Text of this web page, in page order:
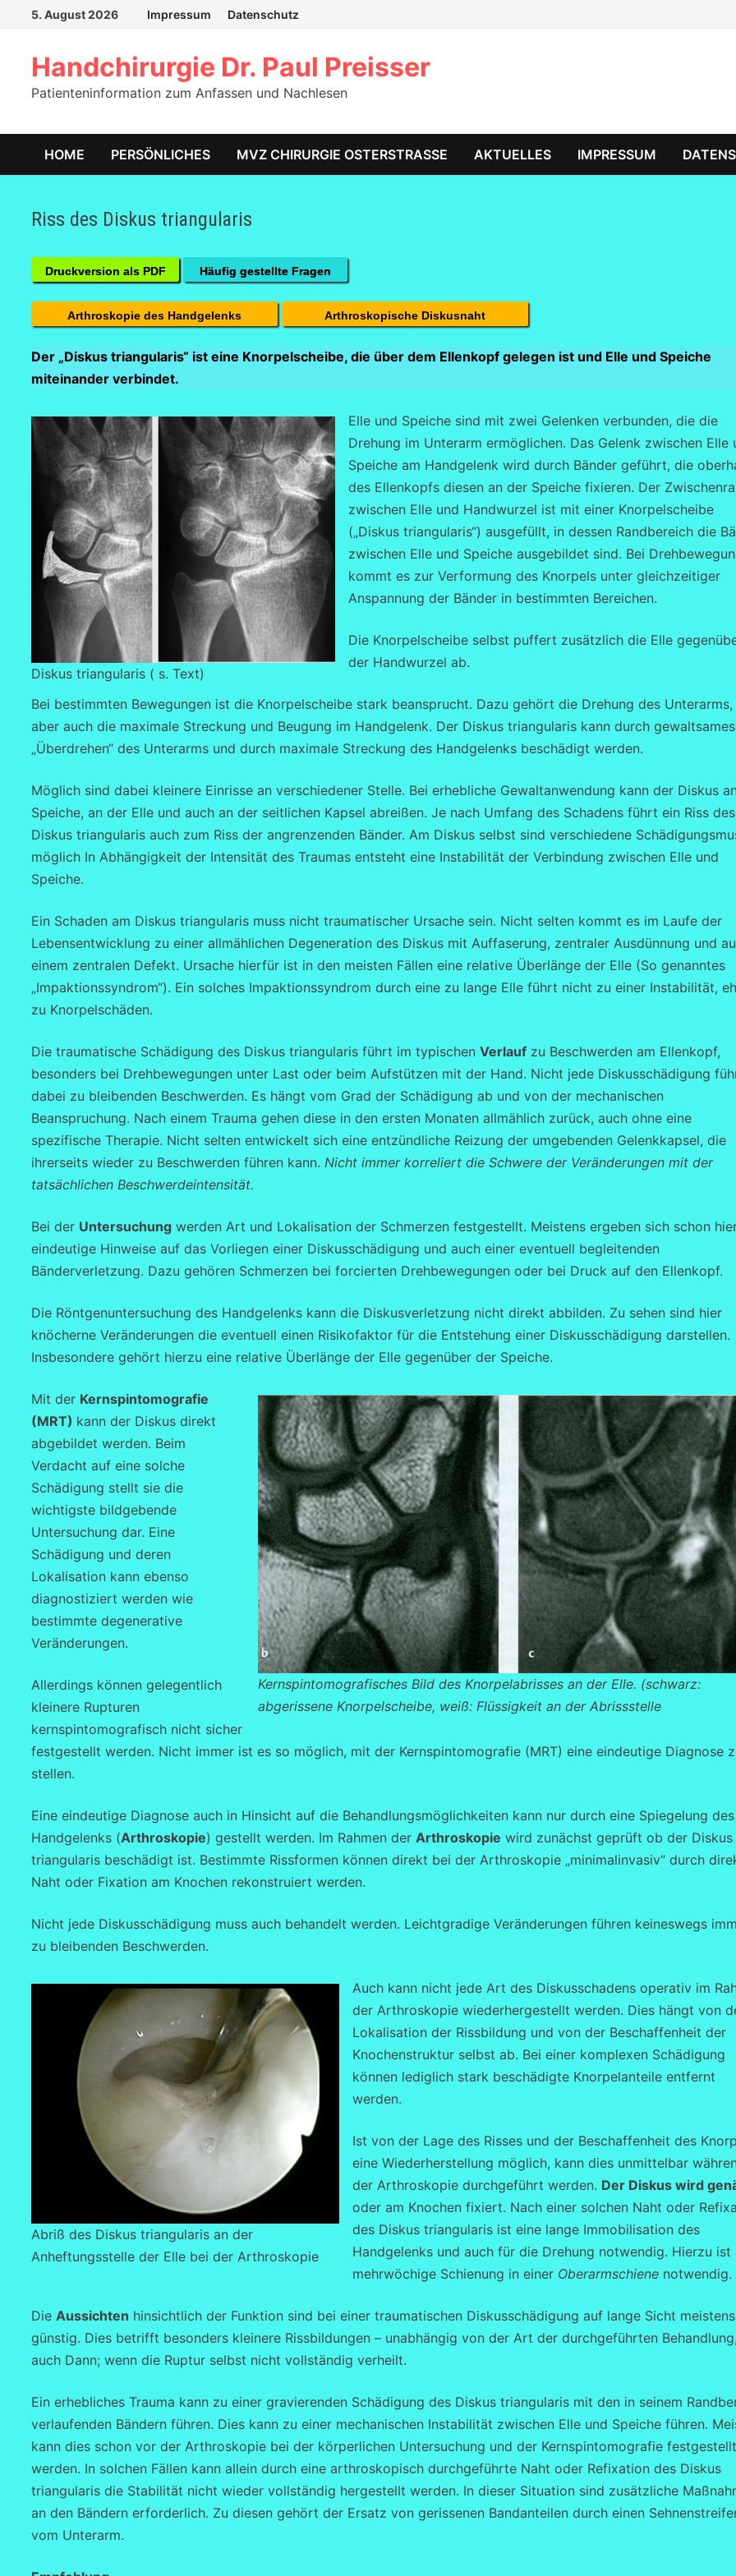
5. August 2026 Impressum Datenschutz
Handchirurgie Dr. Paul Preisser
Patienteninformation zum Anfassen und Nachlesen
HOME PERSÖNLICHES MVZ CHIRURGIE OSTERSTRASSE AKTUELLES IMPRESSUM
Riss des Diskus triangularis
Druckversion als PDF Häufig gestellte Fragen
Arthroskopie des Handgelenks Arthroskopische Diskusnaht
Der „Diskus triangularis“ ist eine Knorpelscheibe, die über dem Ellenkopf gelegen ist und Elle und Speiche
miteinander verbindet.
Diskus triangularis ( s. Text)
Elle und Speiche sind mit zwei Gelenken verbunden, die die
Drehung im Unterarm ermöglichen. Das Gelenk zwischen Elle
Speiche am Handgelenk wird durch Bänder geführt, die
des Ellenkopfs diesen an der Speiche fixieren. Der
zwischen Elle und Handwurzel ist mit einer Knorpelscheibe
(„Diskus triangularis“) ausgefüllt, in dessen Randbereich die
zwischen Elle und Speiche ausgebildet sind. Bei
kommt es zur Verformung des Knorpels unter gleichzeitiger
Anspannung der Bänder in bestimmten Bereichen.
Die Knorpelscheibe selbst puffert zusätzlich die Elle
der Handwurzel ab.
Bei bestimmten Bewegungen ist die Knorpelscheibe stark beansprucht. Dazu gehört die Drehung des Unterarms,
aber auch die maximale Streckung und Beugung im Handgelenk. Der Diskus triangularis kann durch gewaltsames
„Überdrehen“ des Unterarms und durch maximale Streckung des Handgelenks beschädigt werden.
Möglich sind dabei kleinere Einrisse an verschiedener Stelle. Bei erhebliche Gewaltanwendung kann der Diskus
Speiche, an der Elle und auch an der seitlichen Kapsel abreißen. Je nach Umfang des Schadens führt ein Riss des
Diskus triangularis auch zum Riss der angrenzenden Bänder. Am Diskus selbst sind verschiedene
möglich In Abhängigkeit der Intensität des Traumas entsteht eine Instabilität der Verbindung zwischen Elle und
Speiche.
Ein Schaden am Diskus triangularis muss nicht traumatischer Ursache sein. Nicht selten kommt es im Laufe der
Lebensentwicklung zu einer allmählichen Degeneration des Diskus mit Auffaserung, zentraler Ausdünnung und
einem zentralen Defekt. Ursache hierfür ist in den meisten Fällen eine relative Überlänge der Elle (So genanntes
„Impaktionssyndrom“). Ein solches Impaktionssyndrom durch eine zu lange Elle führt nicht zu einer Instabilität,
zu Knorpelschäden.
Die traumatische Schädigung des Diskus triangularis führt im typischenVerlauf zu Beschwerden am Ellenkopf,
besonders bei Drehbewegungen unter Last oder beim Aufstützen mit der Hand. Nicht jede Diskusschädigung
dabei zu bleibenden Beschwerden. Es hängt vom Grad der Schädigung ab und von der mechanischen
Beanspruchung. Nach einem Trauma gehen diese in den ersten Monaten allmählich zurück, auch ohne eine
spezifische Therapie. Nicht selten entwickelt sich eine entzündliche Reizung der umgebenden Gelenkkapsel, die
ihrerseits wieder zu Beschwerden führen kann.Nicht immer korreliert die Schwere der Veränderungen mit der
tatsächlichen Beschwerdeintensität.
Bei der Untersuchung werden Art und Lokalisation der Schmerzen festgestellt. Meistens ergeben sich schon
eindeutige Hinweise auf das Vorliegen einer Diskusschädigung und auch einer eventuell begleitenden
Bänderverletzung. Dazu gehören Schmerzen bei forcierten Drehbewegungen oder bei Druck auf den Ellenkopf.
Die Röntgenuntersuchung des Handgelenks kann die Diskusverletzung nicht direkt abbilden. Zu sehen sind hier
knöcherne Veränderungen die eventuell einen Risikofaktor für die Entstehung einer Diskusschädigung darstellen.
Insbesondere gehört hierzu eine relative Überlänge der Elle gegenüber der Speiche.
Kernspintomografisches Bild des Knorpelabrisses an der Elle. (schwarz:
abgerissene Knorpelscheibe, weiß: Flüssigkeit an der Abrissstelle
Mit der Kernspintomografie
(MRT) kann der Diskus direkt
abgebildet werden. Beim
Verdacht auf eine solche
Schädigung stellt sie die
wichtigste bildgebende
Untersuchung dar. Eine
Schädigung und deren
Lokalisation kann ebenso
diagnostiziert werden wie
bestimmte degenerative
Veränderungen.
Allerdings können gelegentlich
kleinere Rupturen
kernspintomografisch nicht sicher
festgestellt werden. Nicht immer ist es so möglich, mit der Kernspintomografie (MRT) eine eindeutige Diagnose
stellen.
Eine eindeutige Diagnose auch in Hinsicht auf die Behandlungsmöglichkeiten kann nur durch eine Spiegelung des
Handgelenks (Arthroskopie) gestellt werden. Im Rahmen derArthroskopie wird zunächst geprüft ob der Diskus
triangularis beschädigt ist. Bestimmte Rissformen können direkt bei der Arthroskopie „minimalinvasiv“ durch
Naht oder Fixation am Knochen rekonstruiert werden.
Nicht jede Diskusschädigung muss auch behandelt werden. Leichtgradige Veränderungen führen keineswegs
zu bleibenden Beschwerden.
Abriß des Diskus triangularis an der
Anheftungsstelle der Elle bei der Arthroskopie
Auch kann nicht jede Art des Diskusschadens operativ im
der Arthroskopie wiederhergestellt werden. Dies hängt von
Lokalisation der Rissbildung und von der Beschaffenheit der
Knochenstruktur selbst ab. Bei einer komplexen Schädigung
können lediglich stark beschädigte Knorpelanteile entfernt
werden.
Ist von der Lage des Risses und der Beschaffenheit des
eine Wiederherstellung möglich, kann dies unmittelbar
der Arthroskopie durchgeführt werden. Der Diskus wird
oder am Knochen fixiert. Nach einer solchen Naht oder
des Diskus triangularis ist eine lange Immobilisation des
Handgelenks und auch für die Drehung notwendig. Hierzu ist
mehrwöchige Schienung in einer Oberarmschiene notwendig.
DieAussichten hinsichtlich der Funktion sind bei einer traumatischen Diskusschädigung auf lange Sicht meistens
günstig. Dies betrifft besonders kleinere Rissbildungen – unabhängig von der Art der durchgeführten
auch Dann; wenn die Ruptur selbst nicht vollständig verheilt.
Ein erhebliches Trauma kann zu einer gravierenden Schädigung des Diskus triangularis mit den in seinem
verlaufenden Bändern führen. Dies kann zu einer mechanischen Instabilität zwischen Elle und Speiche führen.
kann dies schon vor der Arthroskopie bei der körperlichen Untersuchung und der Kernspintomografie
werden. In solchen Fällen kann allein durch eine arthroskopisch durchgeführte Naht oder Refixation des Diskus
triangularis die Stabilität nicht wieder vollständig hergestellt werden. In dieser Situation sind zusätzliche
an den Bändern erforderlich. Zu diesen gehört der Ersatz von gerissenen Bandanteilen durch einen
vom Unterarm.